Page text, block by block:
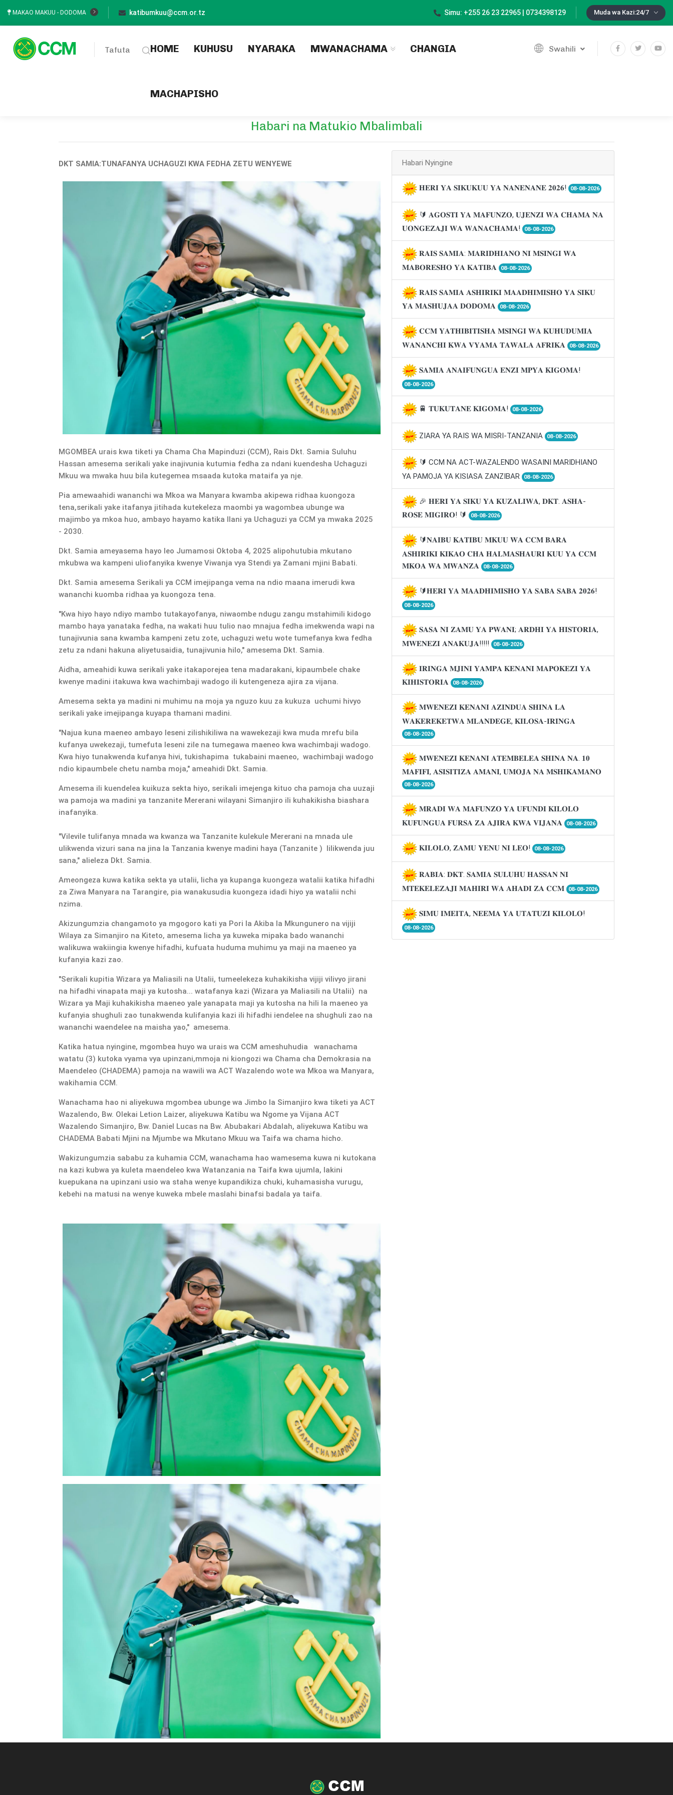
MAKAO MAKUU - DODOMA katibumkuu@ccm.or.tz Simu: +255 26 23 22965 | 0734398129 Muda wa Kazi:24/7
Tafuta HOME(current)
KUHUSU NYARAKA MWANACHAMA CHANGIA
MACHAPISHO
Swahili
Habari na Matukio Mbalimbali
DKT SAMIA:TUNAFANYA UCHAGUZI KWA FEDHA ZETU WENYEWE
MGOMBEA urais kwa tiketi ya Chama Cha Mapinduzi (CCM), Rais Dkt. Samia Suluhu
Hassan amesema serikali yake inajivunia kutumia fedha za ndani kuendesha Uchaguzi
Mkuu wa mwaka huu bila kutegemea msaada kutoka mataifa ya nje.
Pia amewaahidi wananchi wa Mkoa wa Manyara kwamba akipewa ridhaa kuongoza
tena,serikali yake itafanya jitihada kutekeleza maombi ya wagombea ubunge wa
majimbo ya mkoa huo, ambayo hayamo katika Ilani ya Uchaguzi ya CCM ya mwaka 2025
- 2030.
Dkt. Samia ameyasema hayo leo Jumamosi Oktoba 4, 2025 alipohutubia mkutano
mkubwa wa kampeni uliofanyika kwenye Viwanja vya Stendi ya Zamani mjini Babati.
Dkt. Samia amesema Serikali ya CCM imejipanga vema na ndio maana imerudi kwa
wananchi kuomba ridhaa ya kuongoza tena.
"Kwa hiyo hayo ndiyo mambo tutakayofanya, niwaombe ndugu zangu mstahimili kidogo
mambo haya yanataka fedha, na wakati huu tulio nao mnajua fedha imekwenda wapi na
tunajivunia sana kwamba kampeni zetu zote, uchaguzi wetu wote tumefanya kwa fedha
zetu za ndani hakuna aliyetusaidia, tunajivunia hilo," amesema Dkt. Samia.
Aidha, ameahidi kuwa serikali yake itakaporejea tena madarakani, kipaumbele chake
kwenye madini itakuwa kwa wachimbaji wadogo ili kutengeneza ajira za vijana.
Amesema sekta ya madini ni muhimu na moja ya nguzo kuu za kukuza uchumi hivyo
serikali yake imejipanga kuyapa thamani madini.
"Najua kuna maeneo ambayo leseni zilishikiliwa na wawekezaji kwa muda mrefu bila
kufanya uwekezaji, tumefuta leseni zile na tumegawa maeneo kwa wachimbaji wadogo.
Kwa hiyo tunakwenda kufanya hivi, tukishapima tukabaini maeneo, wachimbaji wadogo
ndio kipaumbele chetu namba moja," ameahidi Dkt. Samia.
Amesema ili kuendelea kuikuza sekta hiyo, serikali imejenga kituo cha pamoja cha uuzaji
wa pamoja wa madini ya tanzanite Mererani wilayani Simanjiro ili kuhakikisha biashara
inafanyika.
"Vilevile tulifanya mnada wa kwanza wa Tanzanite kulekule Mererani na mnada ule
ulikwenda vizuri sana na jina la Tanzania kwenye madini haya (Tanzanite ) lilikwenda juu
sana," alieleza Dkt. Samia.
Ameongeza kuwa katika sekta ya utalii, licha ya kupanga kuongeza watalii katika hifadhi
za Ziwa Manyara na Tarangire, pia wanakusudia kuongeza idadi hiyo ya watalii nchi
nzima.
Akizungumzia changamoto ya mgogoro kati ya Pori la Akiba la Mkungunero na vijiji
Wilaya za Simanjiro na Kiteto, amesema licha ya kuweka mipaka bado wananchi
walikuwa wakiingia kwenye hifadhi, kufuata huduma muhimu ya maji na maeneo ya
kufanyia kazi zao.
"Serikali kupitia Wizara ya Maliasili na Utalii, tumeelekeza kuhakikisha vijiji vilivyo jirani
na hifadhi vinapata maji ya kutosha... watafanya kazi (Wizara ya Maliasili na Utalii) na
Wizara ya Maji kuhakikisha maeneo yale yanapata maji ya kutosha na hili la maeneo ya
kufanyia shughuli zao tunakwenda kulifanyia kazi ili hifadhi iendelee na shughuli zao na
wananchi waendelee na maisha yao," amesema.
Katika hatua nyingine, mgombea huyo wa urais wa CCM ameshuhudia wanachama
watatu (3) kutoka vyama vya upinzani,mmoja ni kiongozi wa Chama cha Demokrasia na
Maendeleo (CHADEMA) pamoja na wawili wa ACT Wazalendo wote wa Mkoa wa Manyara,
wakihamia CCM.
Wanachama hao ni aliyekuwa mgombea ubunge wa Jimbo la Simanjiro kwa tiketi ya ACT
Wazalendo, Bw. Olekai Letion Laizer, aliyekuwa Katibu wa Ngome ya Vijana ACT
Wazalendo Simanjiro, Bw. Daniel Lucas na Bw. Abubakari Abdalah, aliyekuwa Katibu wa
CHADEMA Babati Mjini na Mjumbe wa Mkutano Mkuu wa Taifa wa chama hicho.
Wakizungumzia sababu za kuhamia CCM, wanachama hao wamesema kuwa ni kutokana
na kazi kubwa ya kuleta maendeleo kwa Watanzania na Taifa kwa ujumla, lakini
kuepukana na upinzani usio wa staha wenye kupandikiza chuki, kuhamasisha vurugu,
kebehi na matusi na wenye kuweka mbele maslahi binafsi badala ya taifa.
Habari Nyingine
𝐇𝐄𝐑𝐈 𝐘𝐀 𝐒𝐈𝐊𝐔𝐊𝐔𝐔 𝐘𝐀 𝐍𝐀𝐍𝐄𝐍𝐀𝐍𝐄 𝟐𝟎𝟐𝟔! 08-08-2026
🔰 𝐀𝐆𝐎𝐒𝐓𝐈 𝐘𝐀 𝐌𝐀𝐅𝐔𝐍𝐙𝐎, 𝐔𝐉𝐄𝐍𝐙𝐈 𝐖𝐀 𝐂𝐇𝐀𝐌𝐀 𝐍𝐀
𝐔𝐎𝐍𝐆𝐄𝐙𝐀𝐉𝐈 𝐖𝐀 𝐖𝐀𝐍𝐀𝐂𝐇𝐀𝐌𝐀!
08-08-2026
𝐑𝐀𝐈𝐒 𝐒𝐀𝐌𝐈𝐀: 𝐌𝐀𝐑𝐈𝐃𝐇𝐈𝐀𝐍𝐎 𝐍𝐈 𝐌𝐒𝐈𝐍𝐆𝐈 𝐖𝐀
𝐌𝐀𝐁𝐎𝐑𝐄𝐒𝐇𝐎 𝐘𝐀 𝐊𝐀𝐓𝐈𝐁𝐀
08-08-2026
𝐑𝐀𝐈𝐒 𝐒𝐀𝐌𝐈𝐀 𝐀𝐒𝐇𝐈𝐑𝐈𝐊𝐈 𝐌𝐀𝐀𝐃𝐇𝐈𝐌𝐈𝐒𝐇𝐎 𝐘𝐀 𝐒𝐈𝐊𝐔
𝐘𝐀 𝐌𝐀𝐒𝐇𝐔𝐉𝐀𝐀 𝐃𝐎𝐃𝐎𝐌𝐀
08-08-2026
𝐂𝐂𝐌 𝐘𝐀𝐓𝐇𝐈𝐁𝐈𝐓𝐈𝐒𝐇𝐀 𝐌𝐒𝐈𝐍𝐆𝐈 𝐖𝐀 𝐊𝐔𝐇𝐔𝐃𝐔𝐌𝐈𝐀
𝐖𝐀𝐍𝐀𝐍𝐂𝐇𝐈 𝐊𝐖𝐀 𝐕𝐘𝐀𝐌𝐀 𝐓𝐀𝐖𝐀𝐋𝐀 𝐀𝐅𝐑𝐈𝐊𝐀
08-08-2026
𝐒𝐀𝐌𝐈𝐀 𝐀𝐍𝐀𝐈𝐅𝐔𝐍𝐆𝐔𝐀 𝐄𝐍𝐙𝐈 𝐌𝐏𝐘𝐀 𝐊𝐈𝐆𝐎𝐌𝐀!
08-08-2026
🚆 𝐓𝐔𝐊𝐔𝐓𝐀𝐍𝐄 𝐊𝐈𝐆𝐎𝐌𝐀! 08-08-2026
ZIARA YA RAIS WA MISRI-TANZANIA 08-08-2026
🔰 CCM NA ACT-WAZALENDO WASAINI MARIDHIANO
YA PAMOJA YA KISIASA ZANZIBAR
08-08-2026
🎉 𝐇𝐄𝐑𝐈 𝐘𝐀 𝐒𝐈𝐊𝐔 𝐘𝐀 𝐊𝐔𝐙𝐀𝐋𝐈𝐖𝐀, 𝐃𝐊𝐓. 𝐀𝐒𝐇𝐀-
𝐑𝐎𝐒𝐄 𝐌𝐈𝐆𝐈𝐑𝐎! 🔰
08-08-2026
🔰𝐍𝐀𝐈𝐁𝐔 𝐊𝐀𝐓𝐈𝐁𝐔 𝐌𝐊𝐔𝐔 𝐖𝐀 𝐂𝐂𝐌 𝐁𝐀𝐑𝐀
𝐀𝐒𝐇𝐈𝐑𝐈𝐊𝐈 𝐊𝐈𝐊𝐀𝐎 𝐂𝐇𝐀 𝐇𝐀𝐋𝐌𝐀𝐒𝐇𝐀𝐔𝐑𝐈 𝐊𝐔𝐔 𝐘𝐀 𝐂𝐂𝐌
𝐌𝐊𝐎𝐀 𝐖𝐀 𝐌𝐖𝐀𝐍𝐙𝐀
08-08-2026
🔰𝐇𝐄𝐑𝐈 𝐘𝐀 𝐌𝐀𝐀𝐃𝐇𝐈𝐌𝐈𝐒𝐇𝐎 𝐘𝐀 𝐒𝐀𝐁𝐀 𝐒𝐀𝐁𝐀 𝟐𝟎𝟐𝟔!
08-08-2026
𝐒𝐀𝐒𝐀 𝐍𝐈 𝐙𝐀𝐌𝐔 𝐘𝐀 𝐏𝐖𝐀𝐍𝐈; 𝐀𝐑𝐃𝐇𝐈 𝐘𝐀 𝐇𝐈𝐒𝐓𝐎𝐑𝐈𝐀,
𝐌𝐖𝐄𝐍𝐄𝐙𝐈 𝐀𝐍𝐀𝐊𝐔𝐉𝐀!!!!!
08-08-2026
𝐈𝐑𝐈𝐍𝐆𝐀 𝐌𝐉𝐈𝐍𝐈 𝐘𝐀𝐌𝐏𝐀 𝐊𝐄𝐍𝐀𝐍𝐈 𝐌𝐀𝐏𝐎𝐊𝐄𝐙𝐈 𝐘𝐀
𝐊𝐈𝐇𝐈𝐒𝐓𝐎𝐑𝐈𝐀
08-08-2026
𝐌𝐖𝐄𝐍𝐄𝐙𝐈 𝐊𝐄𝐍𝐀𝐍𝐈 𝐀𝐙𝐈𝐍𝐃𝐔𝐀 𝐒𝐇𝐈𝐍𝐀 𝐋𝐀
𝐖𝐀𝐊𝐄𝐑𝐄𝐊𝐄𝐓𝐖𝐀 𝐌𝐋𝐀𝐍𝐃𝐄𝐆𝐄, 𝐊𝐈𝐋𝐎𝐒𝐀-𝐈𝐑𝐈𝐍𝐆𝐀
08-08-2026
𝐌𝐖𝐄𝐍𝐄𝐙𝐈 𝐊𝐄𝐍𝐀𝐍𝐈 𝐀𝐓𝐄𝐌𝐁𝐄𝐋𝐄𝐀 𝐒𝐇𝐈𝐍𝐀 𝐍𝐀. 𝟏𝟎
𝐌𝐀𝐅𝐈𝐅𝐈, 𝐀𝐒𝐈𝐒𝐈𝐓𝐈𝐙𝐀 𝐀𝐌𝐀𝐍𝐈, 𝐔𝐌𝐎𝐉𝐀 𝐍𝐀 𝐌𝐒𝐇𝐈𝐊𝐀𝐌𝐀𝐍𝐎
08-08-2026
𝐌𝐑𝐀𝐃𝐈 𝐖𝐀 𝐌𝐀𝐅𝐔𝐍𝐙𝐎 𝐘𝐀 𝐔𝐅𝐔𝐍𝐃𝐈 𝐊𝐈𝐋𝐎𝐋𝐎
𝐊𝐔𝐅𝐔𝐍𝐆𝐔𝐀 𝐅𝐔𝐑𝐒𝐀 𝐙𝐀 𝐀𝐉𝐈𝐑𝐀 𝐊𝐖𝐀 𝐕𝐈𝐉𝐀𝐍𝐀
08-08-2026
𝐊𝐈𝐋𝐎𝐋𝐎, 𝐙𝐀𝐌𝐔 𝐘𝐄𝐍𝐔 𝐍𝐈 𝐋𝐄𝐎! 08-08-2026
𝐑𝐀𝐁𝐈𝐀: 𝐃𝐊𝐓. 𝐒𝐀𝐌𝐈𝐀 𝐒𝐔𝐋𝐔𝐇𝐔 𝐇𝐀𝐒𝐒𝐀𝐍 𝐍𝐈
𝐌𝐓𝐄𝐊𝐄𝐋𝐄𝐙𝐀𝐉𝐈 𝐌𝐀𝐇𝐈𝐑𝐈 𝐖𝐀 𝐀𝐇𝐀𝐃𝐈 𝐙𝐀 𝐂𝐂𝐌
08-08-2026
𝐒𝐈𝐌𝐔 𝐈𝐌𝐄𝐈𝐓𝐀, 𝐍𝐄𝐄𝐌𝐀 𝐘𝐀 𝐔𝐓𝐀𝐓𝐔𝐙𝐈 𝐊𝐈𝐋𝐎𝐋𝐎!
08-08-2026